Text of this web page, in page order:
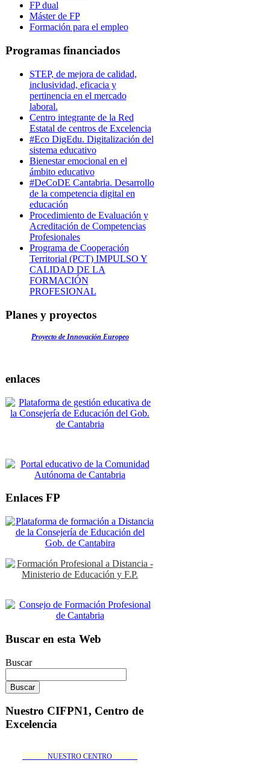
FP dual
Máster de FP
Formación para el empleo
Programas financiados
STEP, de mejora de calidad,
inclusividad, eficacia y
pertinencia en el mercado
laboral.
Centro integrante de la Red
Estatal de centros de Excelencia
#Eco DigEdu. Digitalización del
sistema educativo
Bienestar emocional en el
ámbito educativo
#DeCoDE Cantabria. Desarrollo
de la competencia digital en
educación
Procedimiento de Evaluación y
Acreditación de Competencias
Profesionales
Programa de Cooperación
Territorial (PCT) IMPULSO Y
CALIDAD DE LA
FORMACIÓN
PROFESIONAL
Planes y proyectos
Proyecto de Innovación Europeo
enlaces
Enlaces FP
Buscar en esta Web
Buscar
Nuestro CIFPN1, Centro de
Excelencia
_______NUESTRO CENTRO_______